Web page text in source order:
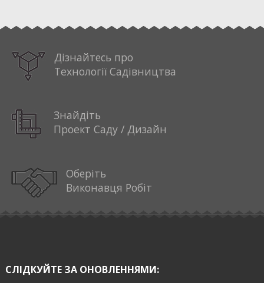
Дізнайтесь про
Технології Садівництва
Знайдіть
Проект Саду / Дизайн
Оберіть
Виконавця Робіт
СЛІДКУЙТЕ ЗА ОНОВЛЕННЯМИ: